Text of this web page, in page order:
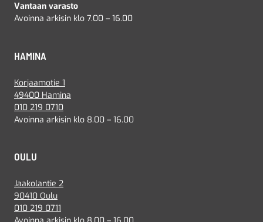
Vantaan varasto
Avoinna arkisin klo 7.00 – 16.00
HAMINA
Korjaamotie 1
49400 Hamina
010 219 0710
Avoinna arkisin klo 8.00 – 16.00
OULU
Jaakolantie 2
90410 Oulu
010 219 0711